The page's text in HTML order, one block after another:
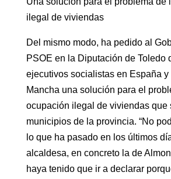
ilegal de viviendas
Del mismo modo, ha pedido al
PSOE en la Diputación de Toledo
ejecutivos socialistas en España
Mancha una solución para el
ocupación ilegal de viviendas que
municipios de la provincia. “No
lo que ha pasado en los últimos
alcaldesa, en concreto la de
haya tenido que ir a declarar